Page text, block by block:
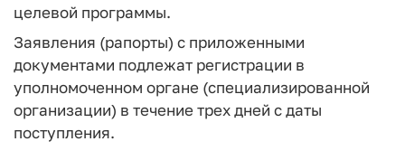
целевой программы.
Заявления (рапорты) с приложенными
документами подлежат регистрации в
уполномоченном органе (специализированной
организации) в течение трех дней с даты
поступления.